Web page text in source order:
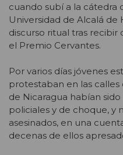
cuando subí a la cátedra
Universidad de Alcalá
discurso ritual tras recibir
el Premio Cervantes.
Por varios días jóvenes
protestaban en las
de Nicaragua habían
policiales y de choque, y
asesinados, en una
decenas de ellos